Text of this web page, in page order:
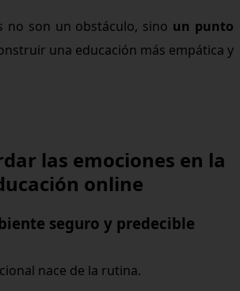
no son un obstáculo, sino un punto
una educación más empática y
las emociones en la
online
seguro y predecible
nace de la rutina.